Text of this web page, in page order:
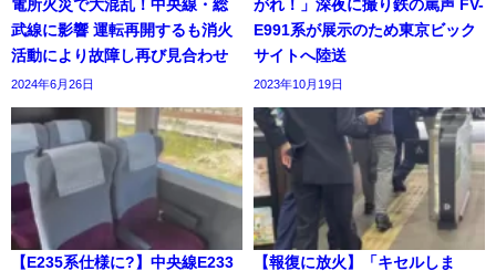
電所火災で大混乱！中央線・総
武線に影響 運転再開するも消火
活動により故障し再び見合わせ
2024年6月26日
がれ！」深夜に撮り鉄の罵声 FV-
E991系が展示のため東京ビック
サイトへ陸送
2023年10月19日
【E235系仕様に?】中央線E233
【報復に放火】「キセルしま